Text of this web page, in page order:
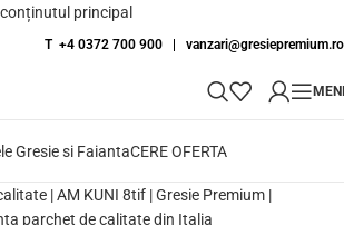
principal
T +4 0372 700 900 | vanzari@gresiepremium.ro
Gresie si FaiantaCERE OFERTA